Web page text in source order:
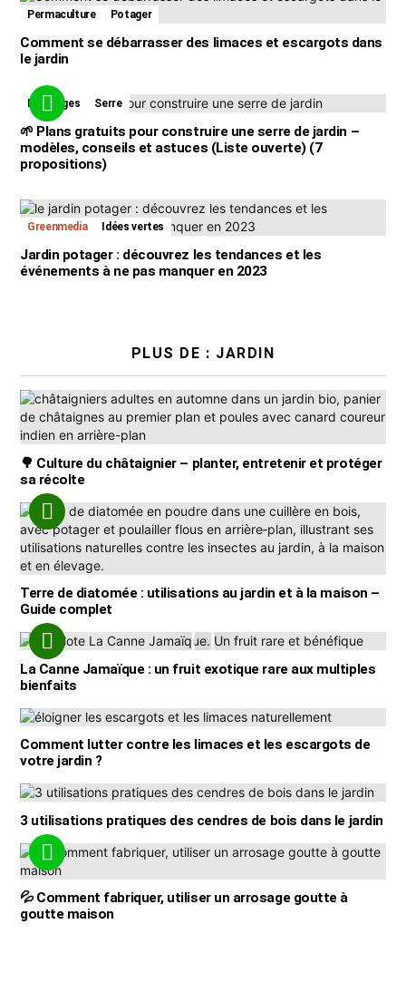
Permaculture Potager
Comment se débarrasser des limaces et escargots dans
le jardin
Bricolages Serre
🌱 Plans gratuits pour construire une serre de jardin –
modèles, conseils et astuces (Liste ouverte) (7
propositions)
Greenmedia Idées vertes
Jardin potager : découvrez les tendances et les
événements à ne pas manquer en 2023
PLUS DE : JARDIN
🌳 Culture du châtaignier – planter, entretenir et protéger
sa récolte
Terre de diatomée : utilisations au jardin et à la maison –
Guide complet
La Canne Jamaïque : un fruit exotique rare aux multiples
bienfaits
Comment lutter contre les limaces et les escargots de
votre jardin ?
3 utilisations pratiques des cendres de bois dans le jardin
💦 Comment fabriquer, utiliser un arrosage goutte à
goutte maison